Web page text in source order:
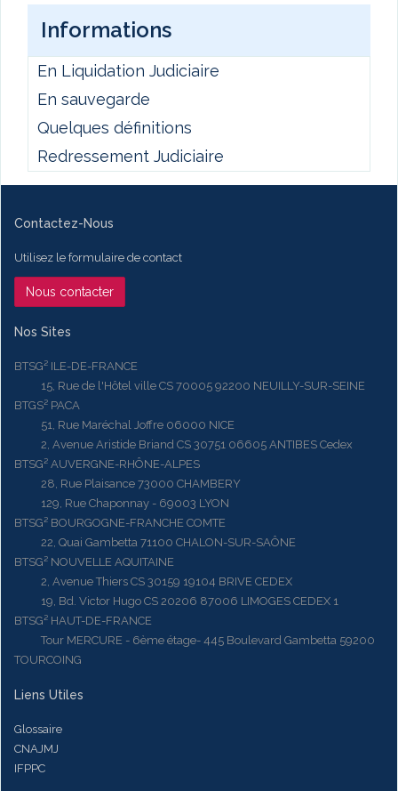
Informations
En Liquidation Judiciaire
En sauvegarde
Quelques définitions
Redressement Judiciaire
Contactez-Nous
Utilisez le formulaire de contact
Nous contacter
Nos Sites
BTSG² ILE-DE-FRANCE
15, Rue de l'Hôtel ville CS 70005 92200 NEUILLY-SUR-SEINE
BTGS² PACA
51, Rue Maréchal Joffre 06000 NICE
2, Avenue Aristide Briand CS 30751 06605 ANTIBES Cedex
BTSG² AUVERGNE-RHÔNE-ALPES
28, Rue Plaisance 73000 CHAMBERY
129, Rue Chaponnay - 69003 LYON
BTSG² BOURGOGNE-FRANCHE COMTE
22, Quai Gambetta 71100 CHALON-SUR-SAÔNE
BTSG² NOUVELLE AQUITAINE
2, Avenue Thiers CS 30159 19104 BRIVE CEDEX
19, Bd. Victor Hugo CS 20206 87006 LIMOGES CEDEX 1
BTSG² HAUT-DE-FRANCE
Tour MERCURE - 6ème étage- 445 Boulevard Gambetta 59200
TOURCOING
Liens Utiles
Glossaire
CNAJMJ
IFPPC